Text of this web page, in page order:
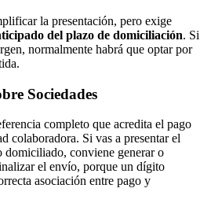
la presentación, pero exige
del plazo de domiciliación. Si
normalmente habrá que optar por
Sociedades
completo que acredita el pago
colaboradora. Si vas a presentar el
conviene generar o
el envío, porque un dígito
asociación entre pago y